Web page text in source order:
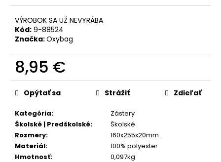
VÝROBOK SA UŽ NEVYRÁBA
Kód: 9-88524
Značka:Oxybag
8,95 €
Jednotková
cena:
Kategória:
Zástery
Školské | Predškolské:
Školské
Rozmery:
160x255x20mm
Materiál:
100% polyester
Hmotnosť:
0,097kg
Opýtať sa Strážiť Zdieľať
HĽADAŤ
d
p
o
č
a
m
e